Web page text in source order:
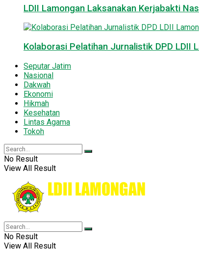
LDII Lamongan Laksanakan Kerjabakti
Kolaborasi Pelatihan Jurnalistik DPD LDII
Seputar Jatim
Nasional
Dakwah
Ekonomi
Hikmah
Kesehatan
Lintas Agama
Tokoh
No Result
View All Result
No Result
View All Result